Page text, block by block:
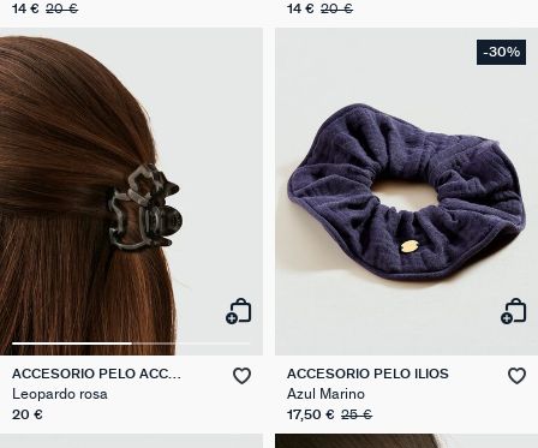
14 € 20 € 14 € 20 €
ACCESORIO PELO ACC
CHEVEUX
Leopardo rosa
20 €
-30%
ACCESORIO PELO ILIOS
Azul Marino
17,50 € 25 €